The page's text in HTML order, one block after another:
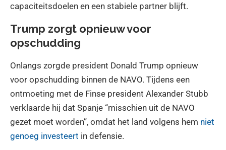
capaciteitsdoelen en een stabiele partner blijft.
Trump zorgt opnieuw voor
opschudding
Onlangs zorgde president Donald Trump opnieuw
voor opschudding binnen de NAVO. Tijdens een
ontmoeting met de Finse president Alexander Stubb
verklaarde hij dat Spanje “misschien uit de NAVO
gezet moet worden”, omdat het land volgens hem niet
genoeg investeert in defensie.